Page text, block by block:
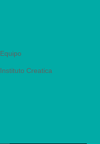
Equipo
Instituto Creatica